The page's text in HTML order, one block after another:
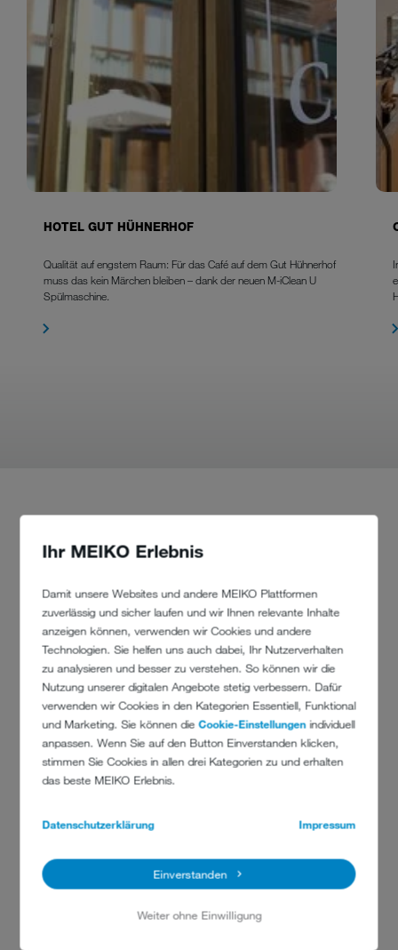
Ihr MEIKO Erlebnis
Damit unsere Websites und andere MEIKO Plattformen
zuverlässig und sicher laufen und wir Ihnen relevante Inhalte
anzeigen können, verwenden wir Cookies und andere
Technologien. Sie helfen uns auch dabei, Ihr Nutzerverhalten
zu analysieren und besser zu verstehen. So können wir die
Nutzung unserer digitalen Angebote stetig verbessern. Dafür
verwenden wir Cookies in den Kategorien Essentiell, Funktional
und Marketing. Sie können dieCookie-Einstellungenindividuell
anpassen. Wenn Sie auf den Button Einverstanden klicken,
stimmen Sie Cookies in allen drei Kategorien zu und erhalten
das beste MEIKO Erlebnis.
Datenschutzerklärung Impressum
Einverstanden
Weiter ohne Einwilligung
HOTEL GUT HÜHNERHOF
Qualität auf engstem Raum: Für das Café auf dem Gut Hühnerhof
muss das kein Märchen bleiben – dank der neuen M-iClean U
Spülmaschine.
Einfach auswählen, was auf Ihre Bedürfnisse zutrifft – unser Produktfinder
erledigt den Rest. Eine Angabe genügt und wir nennen Ihnen die passende
Technik dazu.
Spülgut
Bitte wählen
Branche
Hotel
Maschinentyp
Bitte wählen